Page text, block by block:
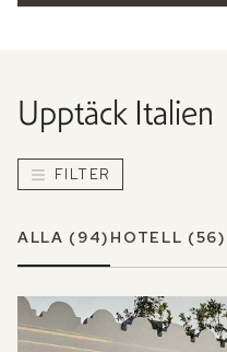
Upptäck Italien
FILTER
ALLA (94) HOTELL (56)